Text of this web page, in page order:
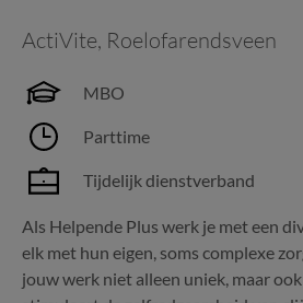
ActiVite, Roelofarendsveen
MBO
Parttime
Tijdelijk dienstverband
Als Helpende Plus werk je met een
elk met hun eigen, soms complexe
jouw werk niet alleen uniek, maar